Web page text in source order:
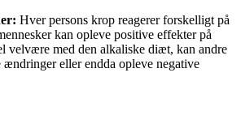
Hver persons krop reagerer forskelligt på
kan opleve positive effekter på
velvære med den alkaliske diæt, kan andre
eller endda opleve negative